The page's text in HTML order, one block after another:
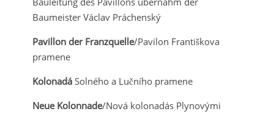
Baumeister Václav Práchenský
Pavillon der Franzquelle/Pavilon Františkova
pramene
Kolonadá Solného a Lučního pramene
Neue Kolonnade/Nová kolonadás Plynovými